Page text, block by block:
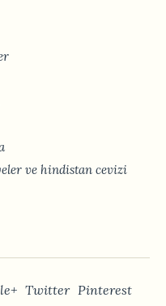
ve hindistan cevizi
Twitter Pinterest